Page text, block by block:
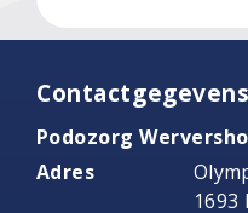
Contactgegevens
Podozorg
Adres
1693